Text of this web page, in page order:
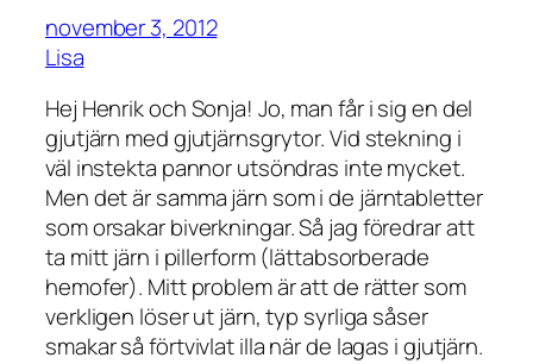
november 3, 2012
Lisa
Hej Henrik och Sonja! Jo, man får i sig en del
gjutjärn med gjutjärnsgrytor. Vid stekning i
väl instekta pannor utsöndras inte mycket.
Men det är samma järn som i de järntabletter
som orsakar biverkningar. Så jag föredrar att
ta mitt järn i pillerform (lättabsorberade
hemofer). Mitt problem är att de rätter som
verkligen löser ut järn, typ syrliga såser
smakar så förtvivlat illa när de lagas i gjutjärn.